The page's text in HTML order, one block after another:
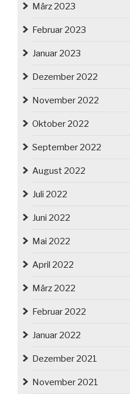
März 2023
Februar 2023
Januar 2023
Dezember 2022
November 2022
Oktober 2022
September 2022
August 2022
Juli 2022
Juni 2022
Mai 2022
April 2022
März 2022
Februar 2022
Januar 2022
Dezember 2021
November 2021